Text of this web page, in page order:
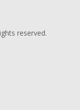
reserved.